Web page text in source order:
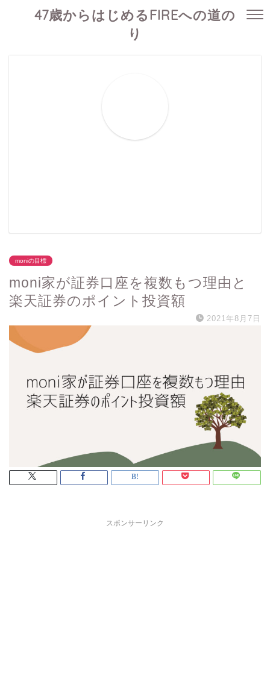
47歳からはじめるFIREへの道の
り
moniの目標
moni家が証券口座を複数もつ理由と
楽天証券のポイント投資額
2021年8月7日
スポンサーリンク